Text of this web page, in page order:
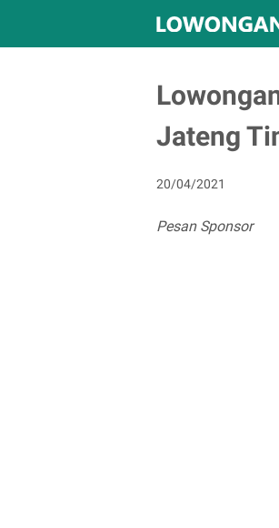
Jateng
20/04/2021
Pesan Sponsor